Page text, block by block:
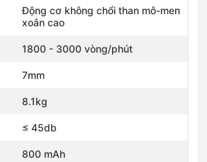
Động cơ không chổi than mô-men
xoắn cao
1800 - 3000 vòng/phút
7mm
8.1kg
≤ 45db
800 mAh